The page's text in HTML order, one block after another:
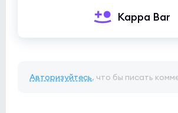
Kappa Bar
Авторизуйтесь, что бы писать